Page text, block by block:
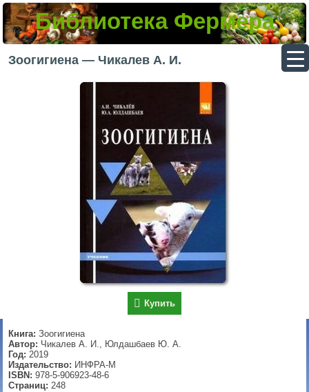
Библиотека Фермера
Зоогигиена — Чикалев А. И.
Купить
Книга: Зоогигиена
Автор: Чикалев А. И., Юлдашбаев Ю. А.
Год: 2019
Издательство: ИНФРА-М
ISBN: 978-5-906923-48-6
Страниц: 248
▼
▼